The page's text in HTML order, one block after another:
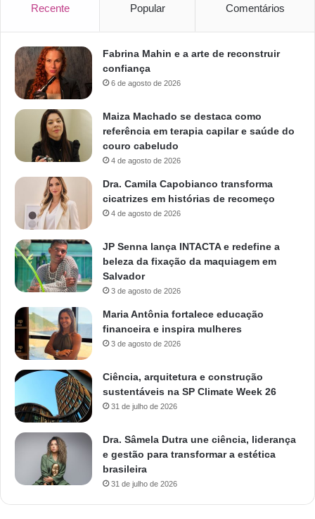
Recente Popular Comentários
Fabrina Mahin e a arte de reconstruir
confiança
6 de agosto de 2026
Maiza Machado se destaca como
referência em terapia capilar e saúde do
couro cabeludo
4 de agosto de 2026
Dra. Camila Capobianco transforma
cicatrizes em histórias de recomeço
4 de agosto de 2026
JP Senna lança INTACTA e redefine a
beleza da fixação da maquiagem em
Salvador
3 de agosto de 2026
Maria Antônia fortalece educação
financeira e inspira mulheres
3 de agosto de 2026
Ciência, arquitetura e construção
sustentáveis na SP Climate Week 26
31 de julho de 2026
Dra. Sâmela Dutra une ciência, liderança
e gestão para transformar a estética
brasileira
31 de julho de 2026